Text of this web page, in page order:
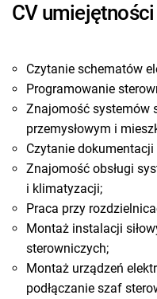
CV
Czytanie schematów
Programowanie
Znajomość systemów
przemysłowym i
Czytanie
Znajomość obsługi
i klimatyzacji;
Praca przy
Montaż instalacji
sterowniczych;
Montaż urządzeń
podłączanie szaf